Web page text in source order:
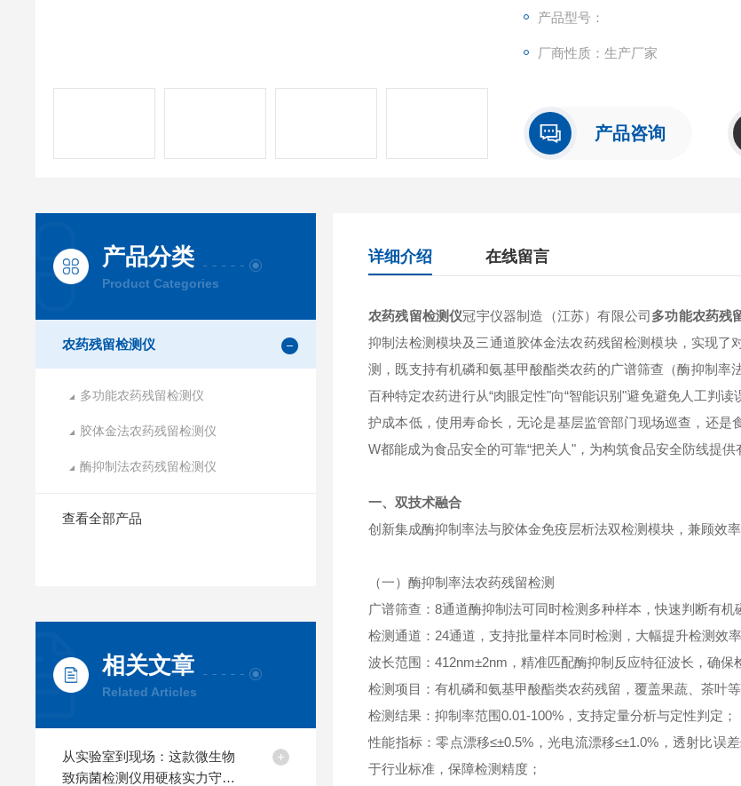
产品型号：
厂商性质：生产厂家
产品咨询
产品分类
Product Categories
农药残留检测仪
多功能农药残留检测仪
胶体金法农药残留检测仪
酶抑制法农药残留检测仪
查看全部产品
相关文章
Related Articles
从实验室到现场：这款微生物
致病菌检测仪用硬核实力守护
详细介绍 在线留言
农药残留检测仪冠宇仪器制造（江苏）有限公司多功能农药残
抑制法检测模块及三通道胶体金法农药残留检测模块，实现
测，既支持有机磷和氨基甲酸酯类农药的广谱筛查（酶抑制
百种特定农药进行从“肉眼定性"向“智能识别"避免避免人工判
护成本低，使用寿命长，无论是基层监管部门现场巡查，还
W都能成为食品安全的可靠“把关人"，为构筑食品安全防线提供
一、双技术融合
创新集成酶抑制率法与胶体金免疫层析法双检测模块，兼顾效
（一）酶抑制率法农药残留检测
广谱筛查：8通道酶抑制法可同时检测多种样本，快速判断有机
检测通道：24通道，支持批量样本同时检测，大幅提升检测效率
波长范围：412nm±2nm，精准匹配酶抑制反应特征波长，确保
检测项目：有机磷和氨基甲酸酯类农药残留，覆盖果蔬、茶叶
检测结果：抑制率范围0.01-100%，支持定量分析与定性判定；
性能指标：零点漂移≤±0.5%，光电流漂移≤±1.0%，透射比误
于行业标准，保障检测精度；